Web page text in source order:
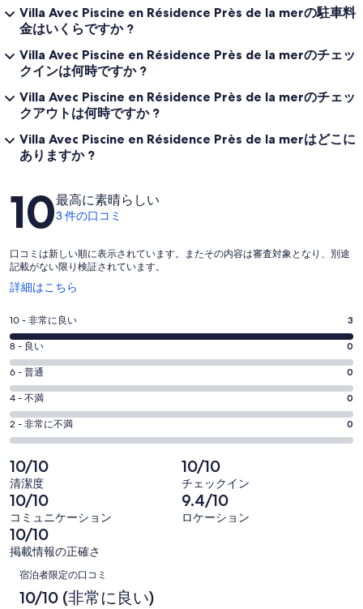
Villa Avec Piscine en Résidence Près de la merの駐車料
金はいくらですか ?
Villa Avec Piscine en Résidence Près de la merのチェッ
クインは何時ですか ?
Villa Avec Piscine en Résidence Près de la merのチェッ
クアウトは何時ですか ?
Villa Avec Piscine en Résidence Près de la merはどこに
ありますか ?
口
コ
10最高に素晴らしい
3 件の口コミ
口コミは新しい順に表示されています。またその内容は審査対象となり、別途
記載がない限り検証されています。
詳細はこちら
新
い
ウ
ィ
ン
ド
ウ
で
開
く
評
価
10
-
3
件
の
口
コ
ミ
中
3
件
が
非
常
10 - 非常に良い 3
評
価
8
-
3
件
口
コ
ミ
中
0
件
が
良
8 - 良い 0
評
価
6
-
3
件
の
口
コ
ミ
中
件
6 - 普通 0
評
価
4
3
件
の
口
コ
ミ
中
4 - 不満 0
評
価
2
-
3
件
の
口
ミ
2 - 非常に不満 0
10/10
清潔度
10/10
チェックイン
10/10
コミュニケーション
9.4/10
ロケーション
10/10
掲載情報の正確さ
口
コ
宿泊者限定の口コミ
10/10 (非常に良い)